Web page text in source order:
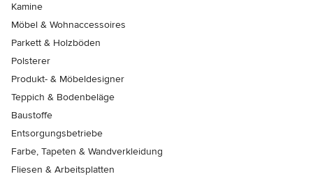
Kamine
Möbel & Wohnaccessoires
Parkett & Holzböden
Polsterer
Produkt- & Möbeldesigner
Teppich & Bodenbeläge
Baustoffe
Entsorgungsbetriebe
Farbe, Tapeten & Wandverkleidung
Fliesen & Arbeitsplatten